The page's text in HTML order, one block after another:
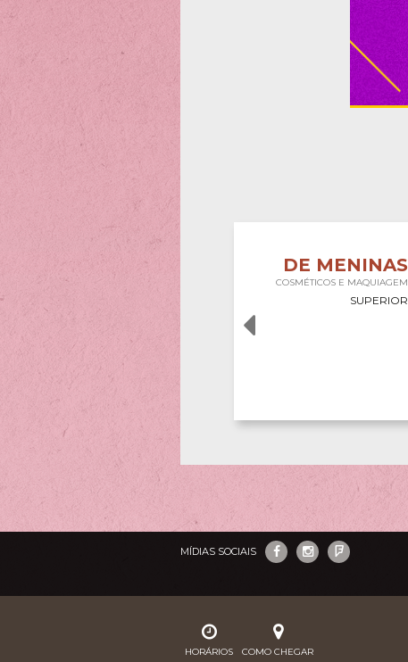
DE MENINAS
COSMÉTICOS E MAQUIAGEM
SUPERIOR
MÍDIAS SOCIAIS
HORÁRIOS COMO CHEGAR